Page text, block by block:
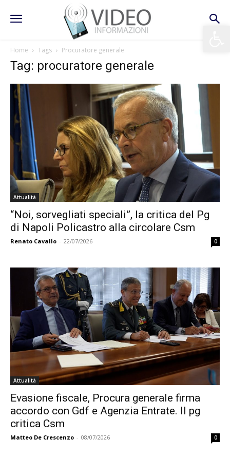
Home Tags Procuratore generale
Tag: procuratore generale
Attualità
“Noi, sorvegliati speciali”, la critica del Pg
di Napoli Policastro alla circolare Csm
Renato Cavallo - 22/07/2026 0
Attualità
Evasione fiscale, Procura generale firma
accordo con Gdf e Agenzia Entrate. Il pg
critica Csm
Matteo De Crescenzo - 08/07/2026 0